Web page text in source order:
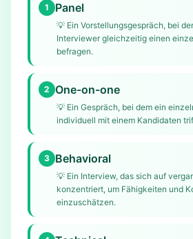
1 Panel
💡 Ein Vorstellungsgespräch, bei
Interviewer gleichzeitig einen
befragen.
2 One-on-one
💡 Ein Gespräch, bei dem ein
individuell mit einem Kandidaten
3 Behavioral
💡 Ein Interview, das sich auf
konzentriert, um Fähigkeiten und
einzuschätzen.